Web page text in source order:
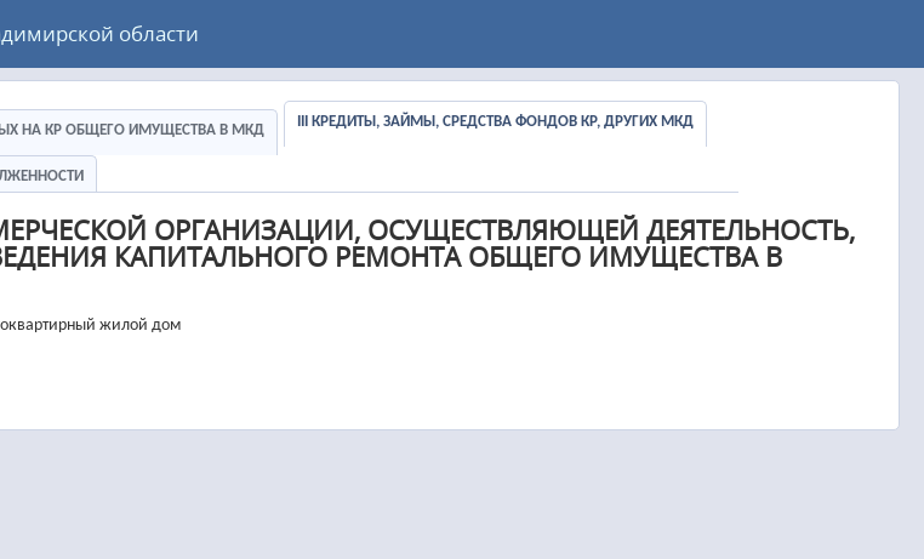
области
НА КР ОБЩЕГО ИМУЩЕСТВА В МКД
III КРЕДИТЫ, ЗАЙМЫ, СРЕДСТВА ФОНДОВ КР, ДРУГИХ МКД
ОРГАНИЗАЦИИ, ОСУЩЕСТВЛЯЮЩЕЙ ДЕЯТЕЛЬНОСТЬ,
КАПИТАЛЬНОГО РЕМОНТА ОБЩЕГО ИМУЩЕСТВА В
жилой дом